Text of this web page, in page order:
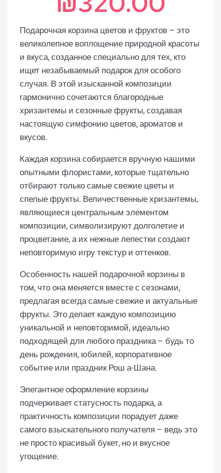
Подарочная корзина цветов и фруктов – это
великолепное воплощение природной красоты
и вкуса, созданное специально для тех, кто
ищет незабываемый подарок для особого
случая. В этой изысканной композиции
гармонично сочетаются благородные
хризантемы и сезонные фрукты, создавая
настоящую симфонию цветов, ароматов и
вкусов.
Каждая корзина собирается вручную нашими
опытными флористами, которые тщательно
отбирают только самые свежие цветы и
спелые фрукты. Величественные хризантемы,
являющиеся центральным элементом
композиции, символизируют долголетие и
процветание, а их нежные лепестки создают
неповторимую игру текстур и оттенков.
Особенность нашей подарочной корзины в
том, что она меняется вместе с сезонами,
предлагая всегда самые свежие и актуальные
фрукты. Это делает каждую композицию
уникальной и неповторимой, идеально
подходящей для любого праздника – будь то
день рождения, юбилей, корпоративное
событие или праздник Рош а-Шана.
Элегантное оформление корзины
подчеркивает статусность подарка, а
практичность композиции порадует даже
самого взыскательного получателя – ведь это
не просто красивый букет, но и вкусное
угощение.